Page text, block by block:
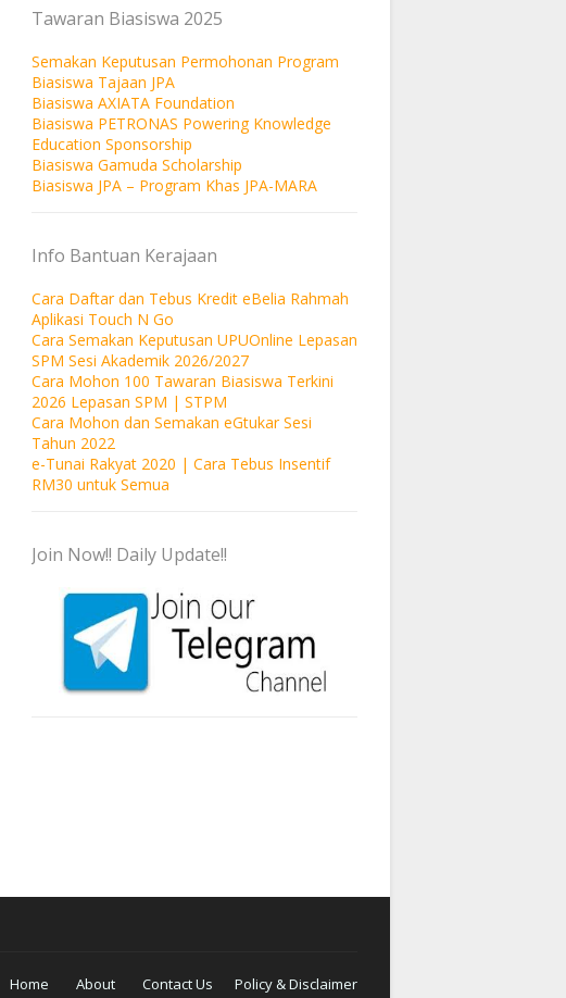
Tawaran Biasiswa 2025
Semakan Keputusan Permohonan Program
Biasiswa Tajaan JPA
Biasiswa AXIATA Foundation
Biasiswa PETRONAS Powering Knowledge
Education Sponsorship
Biasiswa Gamuda Scholarship
Biasiswa JPA – Program Khas JPA-MARA
Info Bantuan Kerajaan
Cara Daftar dan Tebus Kredit eBelia Rahmah
Aplikasi Touch N Go
Cara Semakan Keputusan UPUOnline Lepasan
SPM Sesi Akademik 2026/2027
Cara Mohon 100 Tawaran Biasiswa Terkini
2026 Lepasan SPM | STPM
Cara Mohon dan Semakan eGtukar Sesi
Tahun 2022
e-Tunai Rakyat 2020 | Cara Tebus Insentif
RM30 untuk Semua
Join Now!! Daily Update!!
Home About Contact Us Policy & Disclaimer